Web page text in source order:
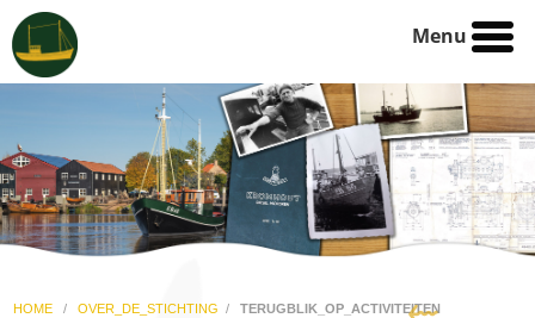
Menu
HOME / OVER_DE_STICHTING / TERUGBLIK_OP_ACTIVITEITEN